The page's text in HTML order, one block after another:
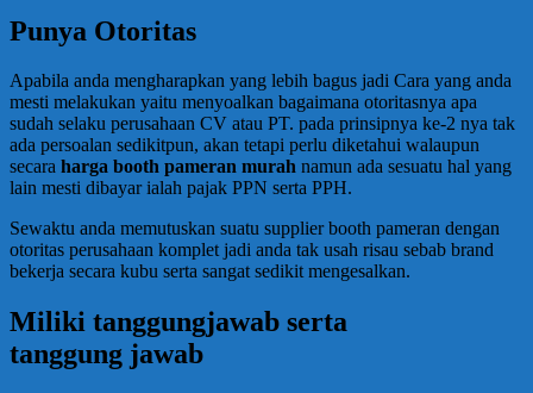
Punya Otoritas
Apabila anda mengharapkan yang lebih bagus jadi Cara yang anda
mesti melakukan yaitu menyoalkan bagaimana otoritasnya apa
sudah selaku perusahaan CV atau PT. pada prinsipnya ke-2 nya tak
ada persoalan sedikitpun, akan tetapi perlu diketahui walaupun
secara harga booth pameran murah namun ada sesuatu hal yang
lain mesti dibayar ialah pajak PPN serta PPH.
Sewaktu anda memutuskan suatu supplier booth pameran dengan
otoritas perusahaan komplet jadi anda tak usah risau sebab brand
bekerja secara kubu serta sangat sedikit mengesalkan.
Miliki tanggungjawab serta
tanggung jawab